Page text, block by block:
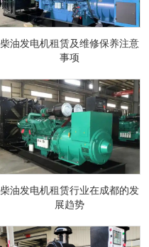
柴油发电机租赁及维修保养注意
事项
柴油发电机租赁行业在成都的发
展趋势